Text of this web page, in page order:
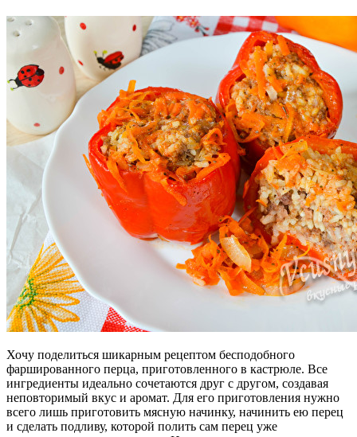
Хочу поделиться шикарным рецептом бесподобного
фаршированного перца, приготовленного в кастрюле. Все
ингредиенты идеально сочетаются друг с другом, создавая
неповторимый вкус и аромат. Для его приготовления нужно
всего лишь приготовить мясную начинку, начинить ею перец
и сделать подливу, которой полить сам перец уже